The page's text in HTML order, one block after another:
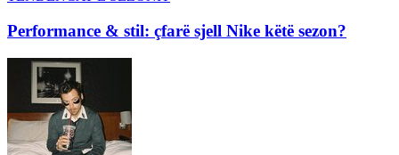
Performance & stil: çfarë sjell Nike këtë sezon?